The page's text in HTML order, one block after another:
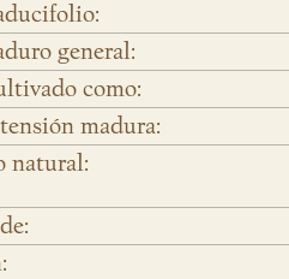
general:
como:
madura:
natural: